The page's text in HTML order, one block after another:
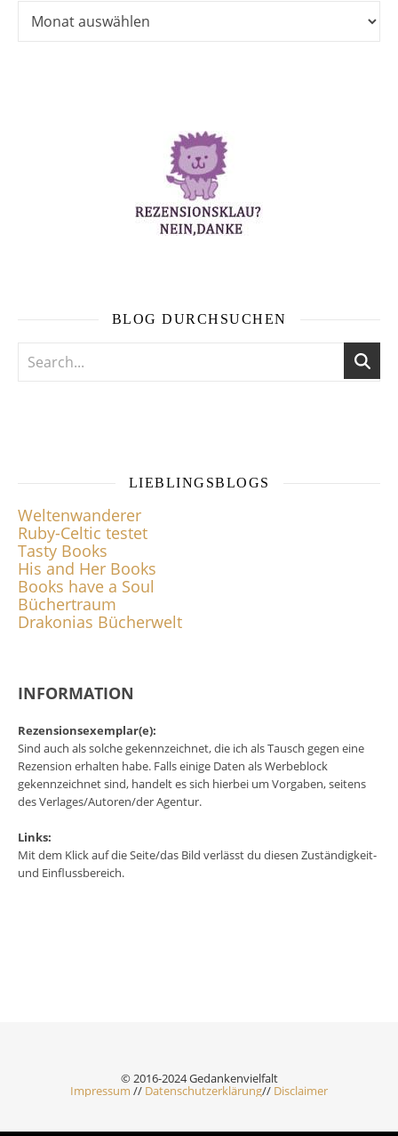
BLOG DURCHSUCHEN
LIEBLINGSBLOGS
Weltenwanderer
Ruby-Celtic testet
Tasty Books
His and Her Books
Books have a Soul
Büchertraum
Drakonias Bücherwelt
INFORMATION
Rezensionsexemplar(e):
Sind auch als solche gekennzeichnet, die ich als Tausch gegen eine
Rezension erhalten habe. Falls einige Daten als Werbeblock
gekennzeichnet sind, handelt es sich hierbei um Vorgaben, seitens
des Verlages/Autoren/der Agentur.
Links:
Mit dem Klick auf die Seite/das Bild verlässt du diesen Zuständigkeit-
und Einflussbereich.
© 2016-2024 Gedankenvielfalt
Impressum // Datenschutzerklärung// Disclaimer